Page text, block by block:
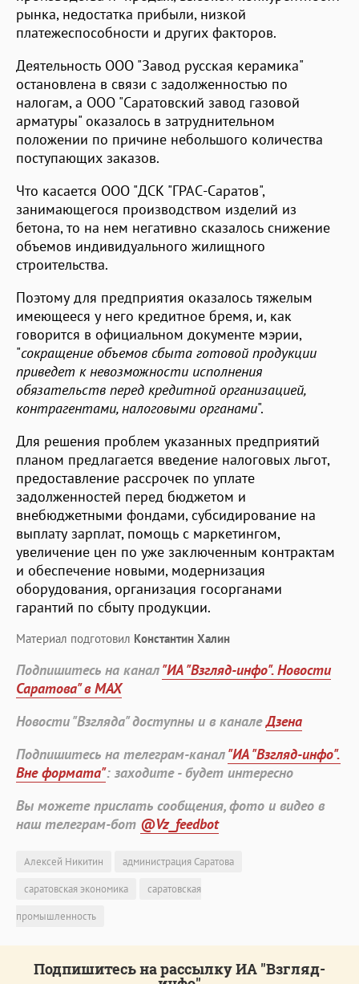
рынка, недостатка прибыли, низкой
платежеспособности и других факторов.
Деятельность ООО "Завод русская керамика"
остановлена в связи с задолженностью по
налогам, а ООО "Саратовский завод газовой
арматуры" оказалось в затруднительном
положении по причине небольшого количества
поступающих заказов.
Что касается ООО "ДСК "ГРАС-Саратов",
занимающегося производством изделий из
бетона, то на нем негативно сказалось снижение
объемов индивидуального жилищного
строительства.
Поэтому для предприятия оказалось тяжелым
имеющееся у него кредитное бремя, и, как
говорится в официальном документе мэрии,
"сокращение объемов сбыта готовой продукции
приведет к невозможности исполнения
обязательств перед кредитной организацией,
контрагентами, налоговыми органами".
Для решения проблем указанных предприятий
планом предлагается введение налоговых льгот,
предоставление рассрочек по уплате
задолженностей перед бюджетом и
внебюджетными фондами, субсидирование на
выплату зарплат, помощь с маркетингом,
увеличение цен по уже заключенным контрактам
и обеспечение новыми, модернизация
оборудования, организация госорганами
гарантий по сбыту продукции.
Материал подготовил Константин Халин
Подпишитесь на канал"ИА "Взгляд-инфо". Новости
Саратова" в MAX
Новости "Взгляда" доступны и в каналеДзена
Подпишитесь на телеграм-канал"ИА "Взгляд-инфо".
Вне формата": заходите - будет интересно
Вы можете прислать сообщения, фото и видео в
наш телеграм-бот @Vz_feedbot
Алексей Никитин
администрация Саратова
саратовская экономика
саратовская
промышленность
Подпишитесь на рассылку ИА "Взгляд-